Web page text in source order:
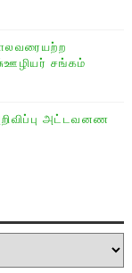
சங்கம்
அட்டவனண